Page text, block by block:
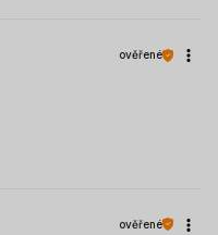
ověřené
ověřené